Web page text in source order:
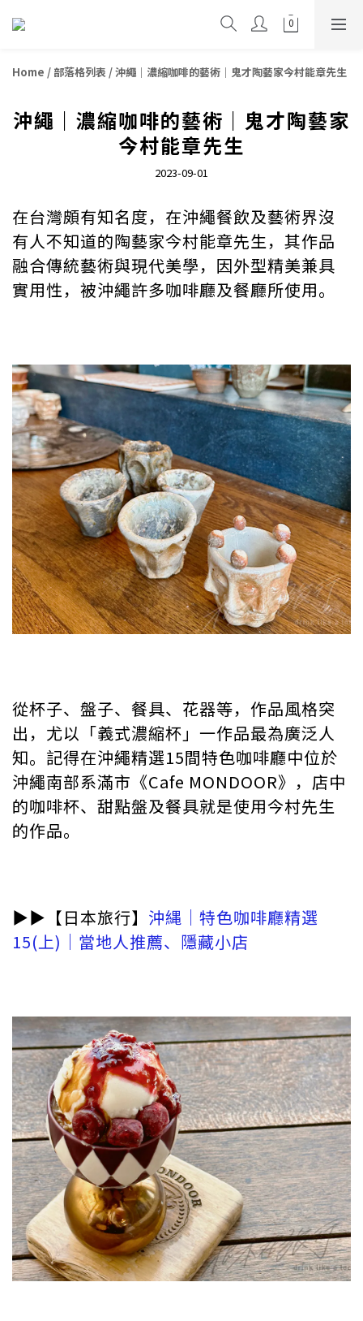
Home / 部落格列表 /沖繩｜濃縮咖啡的藝術｜鬼才陶藝家今村能章先生
沖繩｜濃縮咖啡的藝術｜鬼才陶藝家
今村能章先生
2023-09-01
在台灣頗有知名度，在沖繩餐飲及藝術界沒
有人不知道的陶藝家今村能章先生，其作品
融合傳統藝術與現代美學，因外型精美兼具
實用性，被沖繩許多咖啡廳及餐廳所使用。
從杯子、盤子、餐具、花器等，作品風格突
出，尤以「義式濃縮杯」一作品最為廣泛人
知。記得在沖繩精選15間特色咖啡廳中位於
沖繩南部系滿市《Cafe MONDOOR》，店中
的咖啡杯、甜點盤及餐具就是使用今村先生
的作品。
▶︎▶︎【日本旅行】 沖縄｜特色咖啡廳精選
15(上)｜當地人推薦、隱藏小店